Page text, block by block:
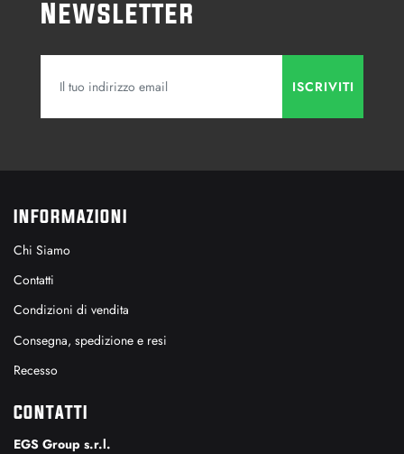
Newsletter
INFORMAZIONI
Chi Siamo
Contatti
Condizioni di vendita
Consegna, spedizione e resi
Recesso
CONTATTI
EGS Group s.r.l.